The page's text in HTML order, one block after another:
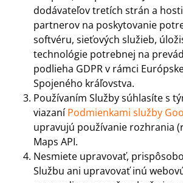
dodávateľov tretích strán a
partnerov na poskytovanie
softvéru, sieťových služieb,
technológie potrebnej na
podlieha GDPR v rámci
Spojeného kráľovstva.
Používaním Služby súhlasíte s
viazaníPodmienkami služby
upravujú používanie rozhrania
Maps API.
Nesmiete upravovať,
Službu ani upravovať inú